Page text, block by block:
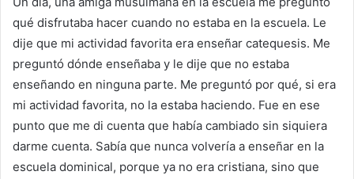
qué disfrutaba hacer cuando no estaba en la escuela. Le
dije que mi actividad favorita era enseñar catequesis. Me
preguntó dónde enseñaba y le dije que no estaba
enseñando en ninguna parte. Me preguntó por qué, si era
mi actividad favorita, no la estaba haciendo. Fue en ese
punto que me di cuenta que había cambiado sin siquiera
darme cuenta. Sabía que nunca volvería a enseñar en la
escuela dominical, porque ya no era cristiana, sino que